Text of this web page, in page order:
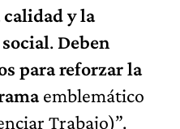
y la
. Deben
para reforzar la
emblemático
Trabajo)”.